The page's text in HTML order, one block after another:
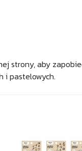
strony, aby
i pastelowych.